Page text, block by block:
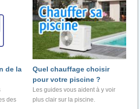
de la
des
Quel chauffage choisir
pour votre piscine ?
Les guides vous aident à y voir
plus clair sur la piscine.